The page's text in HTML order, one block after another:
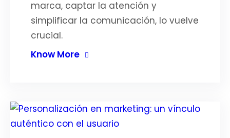
marca, captar la atención y
simplificar la comunicación, lo vuelve
crucial.
Know More